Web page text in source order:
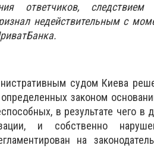
ответчиков, следствием
недействительным с
судом Киева
законом
в результате чего
и собственно
на